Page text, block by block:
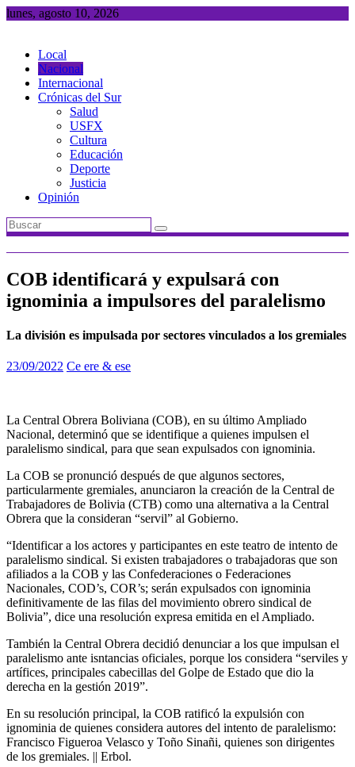
Saltar
lunes, agosto 10, 2026
Local
Nacional
Internacional
Crónicas del Sur
Salud
USFX
Cultura
Educación
Deporte
Justicia
Opinión
COB identificará y expulsará con
ignominia a impulsores del paralelismo
La división es impulsada por sectores vinculados a los gremiales
23/09/2022 Ce ere & ese
La Central Obrera Boliviana (COB), en su último Ampliado
Nacional, determinó que se identifique a quienes impulsen el
paralelismo sindical, para que sean expulsados con ignominia.
La COB se pronunció después de que algunos sectores,
particularmente gremiales, anunciaron la creación de la Central de
Trabajadores de Bolivia (CTB) como una alternativa a la Central
Obrera que la consideran “servil” al Gobierno.
“Identificar a los actores y participantes en este teatro de intento de
paralelismo sindical. Si existen trabajadores o trabajadoras que son
afiliados a la COB y las Confederaciones o Federaciones
Nacionales, COD’s, COR’s; serán expulsados con ignominia
definitivamente de las filas del movimiento obrero sindical de
Bolivia”, dice una resolución expresa emitida en el Ampliado.
También la Central Obrera decidió denunciar a los que impulsan el
paralelismo ante isntancias oficiales, porque los considera “serviles y
artífices, principales cabecillas del Golpe de Estado que dio la
derecha en la gestión 2019”.
En su resolución principal, la COB ratificó la expulsión con
ignominia de quienes considera autores del intento de paralelismo:
Francisco Figueroa Velasco y Toño Sinañi, quienes son dirigentes
de los gremiales. || Erbol.